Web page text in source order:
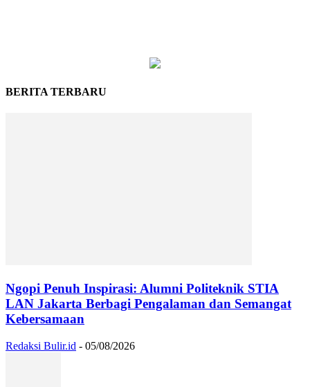
BERITA TERBARU
Ngopi Penuh Inspirasi: Alumni Politeknik STIA
LAN Jakarta Berbagi Pengalaman dan Semangat
Kebersamaan
Redaksi Bulir.id - 05/08/2026